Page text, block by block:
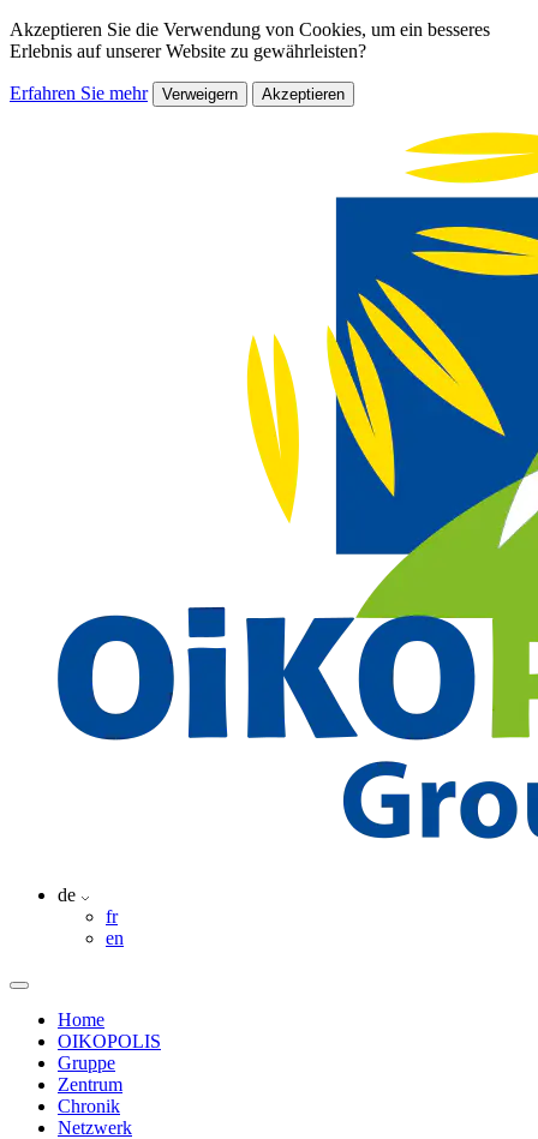
Akzeptieren Sie die Verwendung von Cookies, um ein besseres
Erlebnis auf unserer Website zu gewährleisten?
Erfahren Sie mehr Verweigern Akzeptieren
de
fr
en
Home
OIKOPOLIS
Gruppe
Zentrum
Chronik
Netzwerk